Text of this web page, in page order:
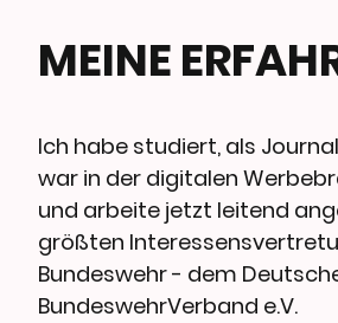
MEINE
Ich habe studiert, als
war in der digitalen
und arbeite jetzt leitend
größten
Bundeswehr - dem
BundeswehrVerband e.V.